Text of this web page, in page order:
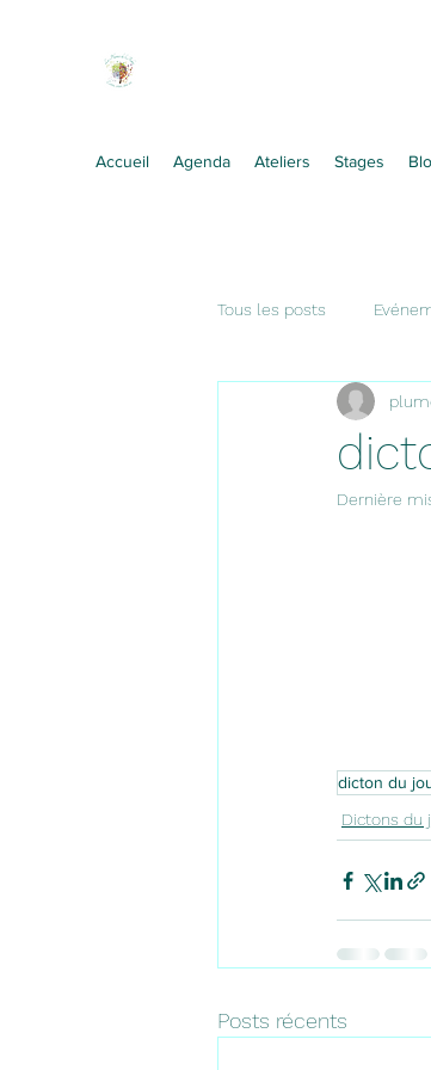
Accueil Agenda Ateliers Stages
Tous les posts
Dernière
dicton du
Dictons du
Posts récents